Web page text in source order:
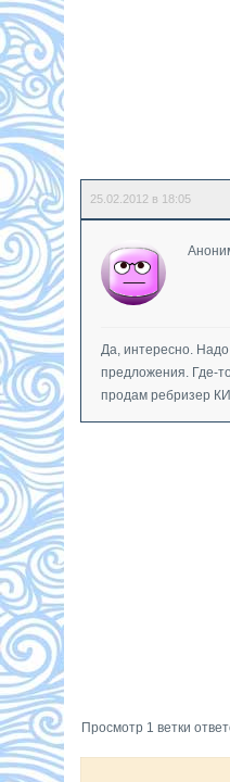
25.02.2012 в 18:05
Да, интересно.
предложения. Где-
продам ребризер
Просмотр 1 ветки